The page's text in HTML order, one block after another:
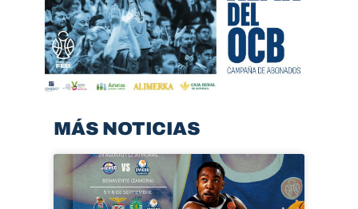
MÁS NOTICIAS